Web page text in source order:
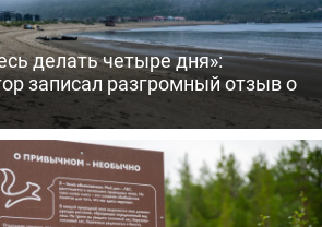
делать четыре дня»:
записал разгромный отзыв о